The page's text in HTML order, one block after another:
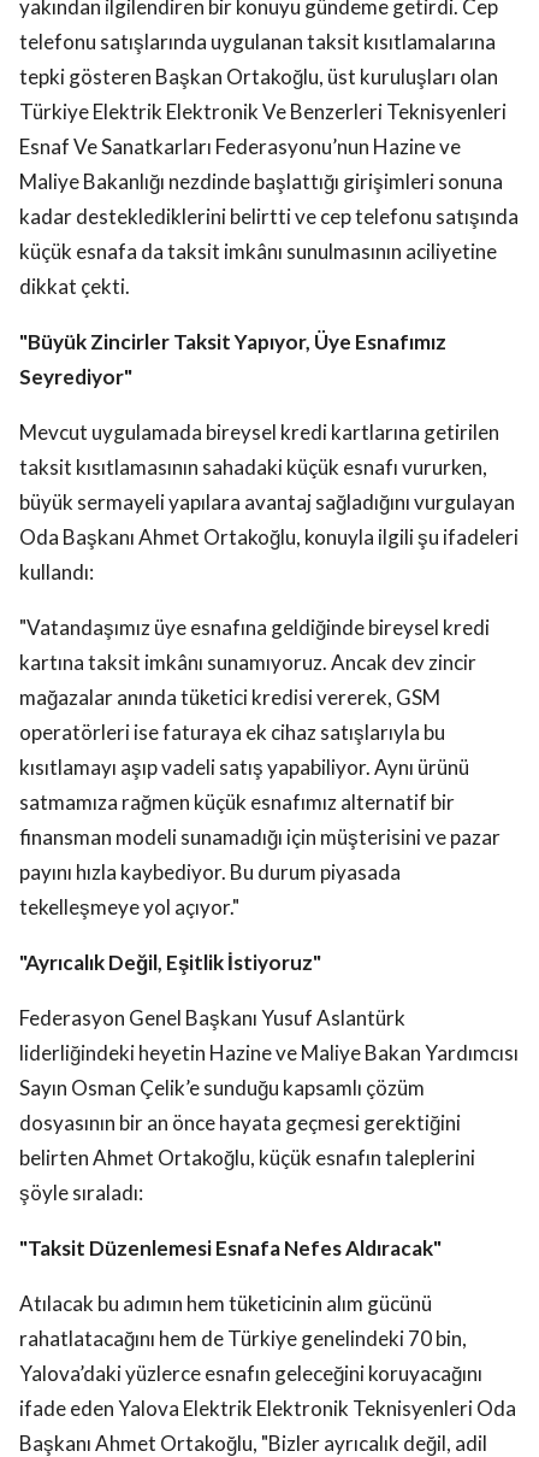
yakından ilgilendiren bir konuyu gündeme getirdi. Cep
telefonu satışlarında uygulanan taksit kısıtlamalarına
tepki gösteren Başkan Ortakoğlu, üst kuruluşları olan
Türkiye Elektrik Elektronik Ve Benzerleri Teknisyenleri
Esnaf Ve Sanatkarları Federasyonu’nun Hazine ve
Maliye Bakanlığı nezdinde başlattığı girişimleri sonuna
kadar desteklediklerini belirtti ve cep telefonu satışında
küçük esnafa da taksit imkânı sunulmasının aciliyetine
dikkat çekti.
"Büyük Zincirler Taksit Yapıyor, Üye Esnafımız
Seyrediyor"
Mevcut uygulamada bireysel kredi kartlarına getirilen
taksit kısıtlamasının sahadaki küçük esnafı vururken,
büyük sermayeli yapılara avantaj sağladığını vurgulayan
Oda Başkanı Ahmet Ortakoğlu, konuyla ilgili şu ifadeleri
kullandı:
"Vatandaşımız üye esnafına geldiğinde bireysel kredi
kartına taksit imkânı sunamıyoruz. Ancak dev zincir
mağazalar anında tüketici kredisi vererek, GSM
operatörleri ise faturaya ek cihaz satışlarıyla bu
kısıtlamayı aşıp vadeli satış yapabiliyor. Aynı ürünü
satmamıza rağmen küçük esnafımız alternatif bir
finansman modeli sunamadığı için müşterisini ve pazar
payını hızla kaybediyor. Bu durum piyasada
tekelleşmeye yol açıyor."
"Ayrıcalık Değil, Eşitlik İstiyoruz"
Federasyon Genel Başkanı Yusuf Aslantürk
liderliğindeki heyetin Hazine ve Maliye Bakan Yardımcısı
Sayın Osman Çelik’e sunduğu kapsamlı çözüm
dosyasının bir an önce hayata geçmesi gerektiğini
belirten Ahmet Ortakoğlu, küçük esnafın taleplerini
şöyle sıraladı:
"Taksit Düzenlemesi Esnafa Nefes Aldıracak"
Atılacak bu adımın hem tüketicinin alım gücünü
rahatlatacağını hem de Türkiye genelindeki 70 bin,
Yalova’daki yüzlerce esnafın geleceğini koruyacağını
ifade eden Yalova Elektrik Elektronik Teknisyenleri Oda
Başkanı Ahmet Ortakoğlu, "Bizler ayrıcalık değil, adil